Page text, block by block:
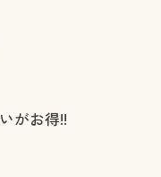
がお得!!